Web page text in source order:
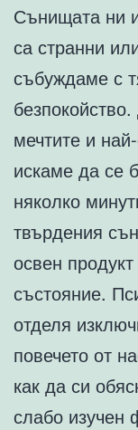
Сънищата ни
са странни
събуждаме с
мечтите и
искаме да се
няколко
твърдения
освен
състояние.
отделя
повечето от
как да си
слабо изучен